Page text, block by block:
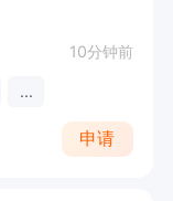
10分钟前
...
申请